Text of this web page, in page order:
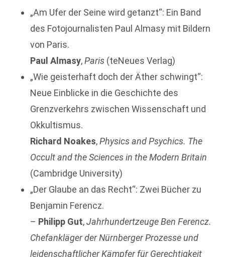
„Am Ufer der Seine wird getanzt“: Ein Band
des Fotojournalisten Paul Almasy mit Bildern
von Paris.
Paul Almasy,Paris (teNeues Verlag)
„Wie geisterhaft doch der Äther schwingt“:
Neue Einblicke in die Geschichte des
Grenzverkehrs zwischen Wissenschaft und
Okkultismus.
Richard Noakes,Physics and Psychics. The
Occult and the Sciences in the Modern Britain
(Cambridge University)
„Der Glaube an das Recht“: Zwei Bücher zu
Benjamin Ferencz.
– Philipp Gut,Jahrhundertzeuge Ben Ferencz.
Chefankläger der Nürnberger Prozesse und
leidenschaftlicher Kämpfer für Gerechtigkeit